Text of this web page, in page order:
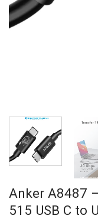
Anker A8487
515 USB C to